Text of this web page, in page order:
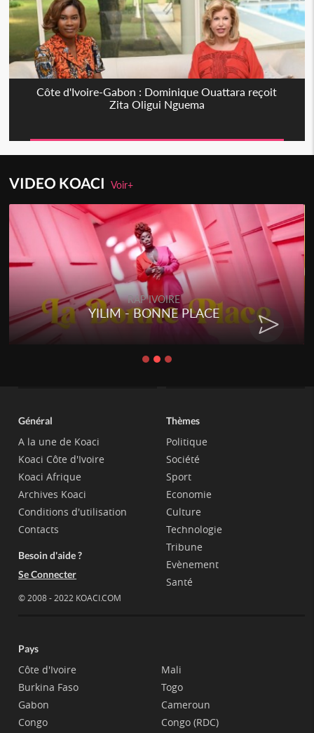
Côte d'Ivoire-Gabon : Dominique Ouattara reçoit
Zita Oligui Nguema
VIDEO KOACIVoir+
RAP IVOIRE
YILIM - BONNE PLACE
Général
A la une de Koaci
Koaci Côte d'Ivoire
Koaci Afrique
Archives Koaci
Conditions d'utilisation
Contacts
Besoin d'aide ?
Se Connecter
© 2008 - 2022 KOACI.COM
Thèmes
Politique
Société
Sport
Economie
Culture
Technologie
Tribune
Evènement
Santé
Pays
Côte d'Ivoire
Burkina Faso
Gabon
Congo
Mali
Togo
Cameroun
Congo (RDC)